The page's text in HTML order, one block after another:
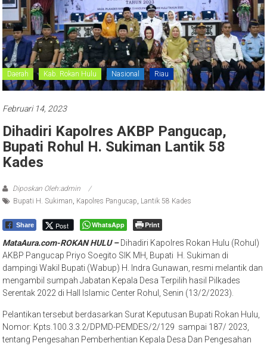
Daerah Kab. Rokan Hulu Nasional Riau
Februari 14, 2023
Dihadiri Kapolres AKBP Pangucap,
Bupati Rohul H. Sukiman Lantik 58
Kades
Diposkan Oleh:admin
Bupati H. Sukiman Kapolres Pangucap Lantik 58 Kades
Share Post WhatsApp Print
MataAura.com-ROKAN HULU –Dihadiri Kapolres Rokan Hulu (Rohul)
AKBP Pangucap Priyo Soegito SIK MH, Bupati H. Sukiman di
dampingi Wakil Bupati (Wabup) H. Indra Gunawan, resmi melantik dan
mengambil sumpah Jabatan Kepala Desa Terpilih hasil Pilkades
Serentak 2022 di Hall Islamic Center Rohul, Senin (13/2/2023).
Pelantikan tersebut berdasarkan Surat Keputusan Bupati Rokan Hulu,
Nomor: Kpts.100.3.3.2/DPMD-PEMDES/2/129 sampai 187/ 2023,
tentang Pengesahan Pemberhentian Kepala Desa Dan Pengesahan